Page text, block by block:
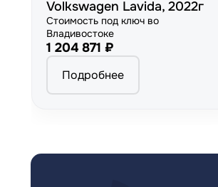
Volkswagen Lavida, 2022г
Стоимость под ключ во
Владивостоке
1 204 871 ₽
Подробнее